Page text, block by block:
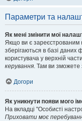
Параметри та
Як мені змінити мої
Якщо ви є зареєстрованим
зберігаються в базі даних
користувача у верхній
керування. Там ви зможете
Догори
Як уникнути появи мого
На вкладці "Особисті
Приховати моє